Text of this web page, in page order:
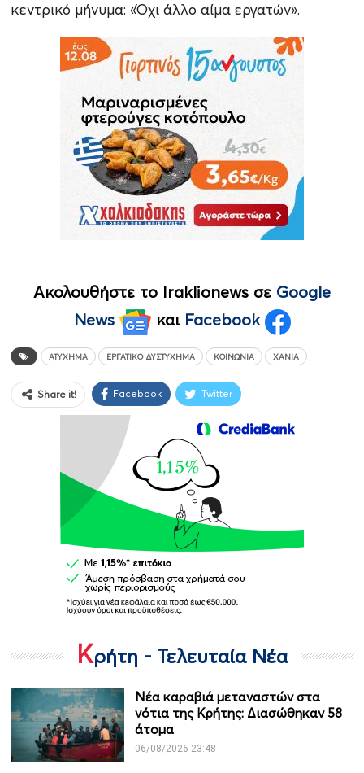
κεντρικό μήνυμα: «Όχι άλλο αίμα εργατών».
Ακολουθήστε το Iraklionews σε Google
News
και Facebook
ΑΤΎΧΗΜΑ ΕΡΓΑΤΙΚΌ ΔΥΣΤΎΧΗΜΑ ΚΟΙΝΩΝΊΑ ΧΑΝΙΆ
Share it! Facebook Twitter
Κρήτη - Τελευταία Νέα
Νέα καραβιά μεταναστών στα
νότια της Κρήτης: Διασώθηκαν 58
άτομα
06/08/2026 23:48